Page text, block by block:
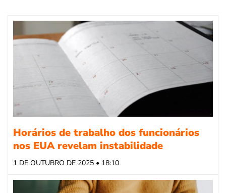
Horários de trabalho dos funcionários
nos EUA revelam instabilidade
1 DE OUTUBRO DE 2025 • 18:10